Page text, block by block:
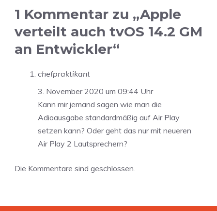
1 Kommentar zu „Apple
verteilt auch tvOS 14.2 GM
an Entwickler“
chefpraktikant
3. November 2020 um 09:44 Uhr
Kann mir jemand sagen wie man die
Adioausgabe standardmäßig auf Air Play
setzen kann? Oder geht das nur mit neueren
Air Play 2 Lautsprechern?
Die Kommentare sind geschlossen.